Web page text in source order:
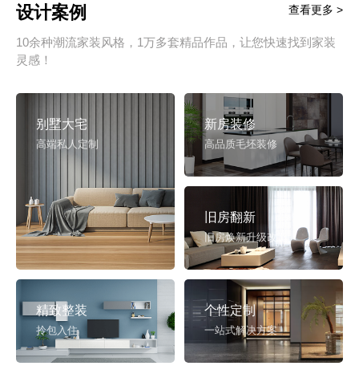
设计案例
10余种潮流家装风格，1万多套精品作品，让您快速找到家装
灵感！
查看更多 >
别墅大宅
高端私人定制
新房装修
高品质毛坯装修
旧房翻新
旧房焕新升级改造
精致整装
拎包入住
个性定制
一站式解决方案